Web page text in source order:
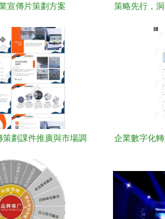
宣傳片策劃方案
策略先行，
劃課件推廣與市場調
企業數字化